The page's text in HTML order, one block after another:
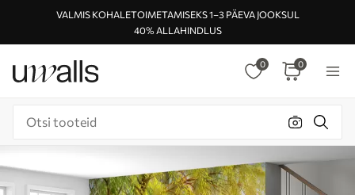
VALMIS KOHALETOIMETAMISEKS 1–3 PÄEVA JOOKSUL
40% ALLAHINDLUS
0 0